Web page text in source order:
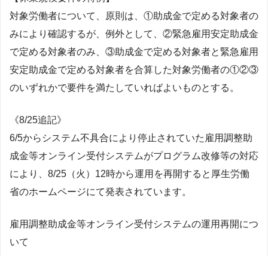
対象労働者について、原則は、①助成金で定める対象者の
みにより確認するが、例外として、②緊急雇用安定助成金
で定める対象者のみ、③助成金で定める対象者と緊急雇用
安定助成金で定める対象者を合算した対象労働者の①②③
のいずれかで要件を満たしていればよいものとする。
《8/25追記》
6/5からシステム不具合により停止されていた雇用調整助
成金等オンライン受付システムがプログラム改修等の対応
により、8/25（火）12時から運用を再開すると厚生労働
省のホームページにて発表されています。
雇用調整助成金等オンライン受付システムの運用再開につ
いて